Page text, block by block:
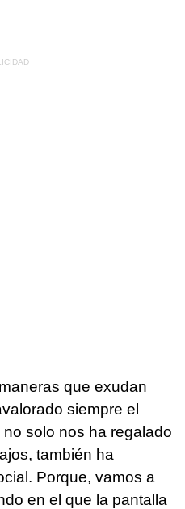
que exudan
siempre el
solo nos ha regalado
también ha
Porque, vamos a
en el que la pantalla